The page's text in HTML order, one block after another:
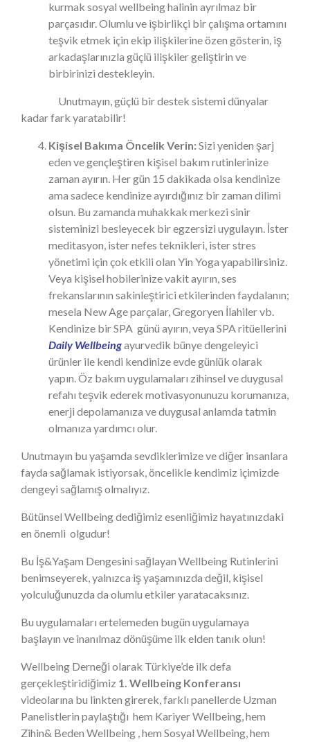
kurmak sosyal wellbeing halinin ayrılmaz bir
parçasıdır. Olumlu ve işbirlikçi bir çalışma ortamını
teşvik etmek için ekip ilişkilerine özen gösterin, iş
arkadaşlarınızla güçlü ilişkiler geliştirin ve
birbirinizi destekleyin.
Unutmayın, güçlü bir destek sistemi dünyalar
kadar fark yaratabilir!
Kişisel Bakıma Öncelik Verin:Sizi yeniden şarj
eden ve gençleştiren kişisel bakım rutinlerinize
zaman ayırın. Her gün 15 dakikada olsa kendinize
ama sadece kendinize ayırdığınız bir zaman dilimi
olsun. Bu zamanda muhakkak merkezi sinir
sisteminizi besleyecek bir egzersizi uygulayın. İster
meditasyon, ister nefes teknikleri, ister stres
yönetimi için çok etkili olan Yin Yoga yapabilirsiniz.
Veya kişisel hobilerinize vakit ayırın, ses
frekanslarının sakinleştirici etkilerinden faydalanın;
mesela New Age parçalar, Gregoryen İlahiler vb.
Kendinize bir SPA günü ayırın, veya SPA ritüellerini
Daily Wellbeingayurvedik bünye dengeleyici
ürünler ile kendi kendinize evde günlük olarak
yapın. Öz bakım uygulamaları zihinsel ve duygusal
refahı teşvik ederek motivasyonunuzu korumanıza,
enerji depolamanıza ve duygusal anlamda tatmin
olmanıza yardımcı olur.
Unutmayın bu yaşamda sevdiklerimize ve diğer insanlara
fayda sağlamak istiyorsak, öncelikle kendimiz içimizde
dengeyi sağlamış olmalıyız.
Bütünsel Wellbeing dediğimiz esenliğimiz hayatınızdaki
en önemli olgudur!
Bu İş&Yaşam Dengesini sağlayan Wellbeing Rutinlerini
benimseyerek, yalnızca iş yaşamınızda değil, kişisel
yolculuğunuzda da olumlu etkiler yaratacaksınız.
Bu uygulamaları ertelemeden bugün uygulamaya
başlayın ve inanılmaz dönüşüme ilk elden tanık olun!
Wellbeing Derneği olarak Türkiye’de ilk defa
gerçekleştiridiğimiz 1. Wellbeing Konferansı
videolarına bu linkten girerek, farklı panellerde Uzman
Panelistlerin paylaştığı hem Kariyer Wellbeing, hem
Zihin& Beden Wellbeing , hem Sosyal Wellbeing, hem